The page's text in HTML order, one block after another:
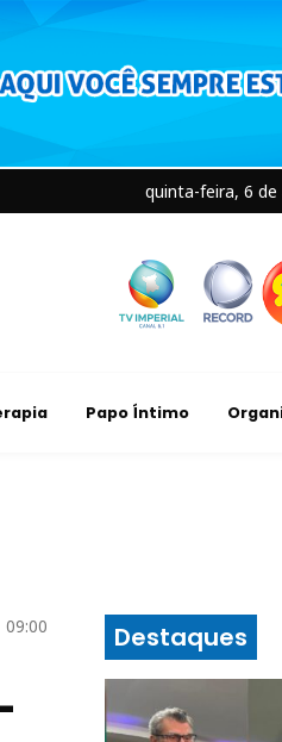
quinta-feira, 6
Papo Íntimo
Destaques